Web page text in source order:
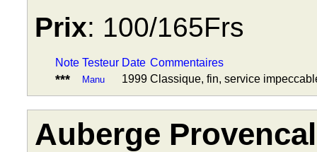
Prix: 100/165Frs
Note Testeur Date Commentaires
*** Manu 1999 Classique, fin, service
Auberge